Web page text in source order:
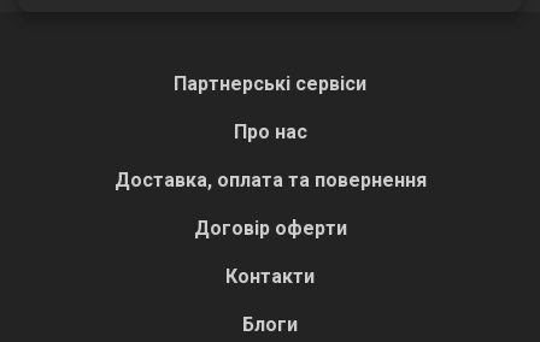
Партнерські сервіси
Про нас
Доставка, оплата та повернення
Договір оферти
Контакти
Блоги